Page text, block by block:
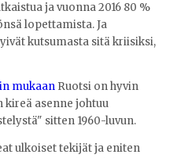
ja vuonna 2016 80 %
lopettamista. Ja
kutsumasta sitä kriisiksi,
mukaan Ruotsi on hyvin
kireä asenne johtuu
sitten 1960-luvun.
ulkoiset tekijät ja eniten